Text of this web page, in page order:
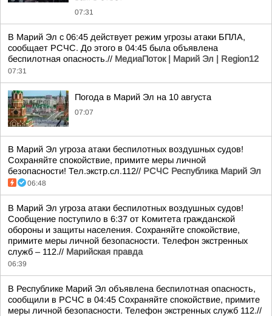
07:31
В Марий Эл с 06:45 действует режим угрозы атаки БПЛА,
сообщает РСЧС. До этого в 04:45 была объявлена
беспилотная опасность.// МедиаПоток | Марий Эл | Region12
07:31
Погода в Марий Эл на 10 августа
07:07
В Марий Эл угроза атаки беспилотных воздушных судов!
Сохраняйте спокойствие, примите меры личной
безопасности! Тел.экстр.сл.112// РСЧС Республика Марий Эл
06:48
В Марий Эл угроза атаки беспилотных воздушных судов!
Сообщение поступило в 6:37 от Комитета гражданской
обороны и защиты населения. Сохраняйте спокойствие,
примите меры личной безопасности. Телефон экстренных
служб – 112.// Марийская правда
06:39
В Республике Марий Эл объявлена беспилотная опасность,
сообщили в РСЧС в 04:45 Сохраняйте спокойствие, примите
меры личной безопасности. Телефон экстренных служб 112.//